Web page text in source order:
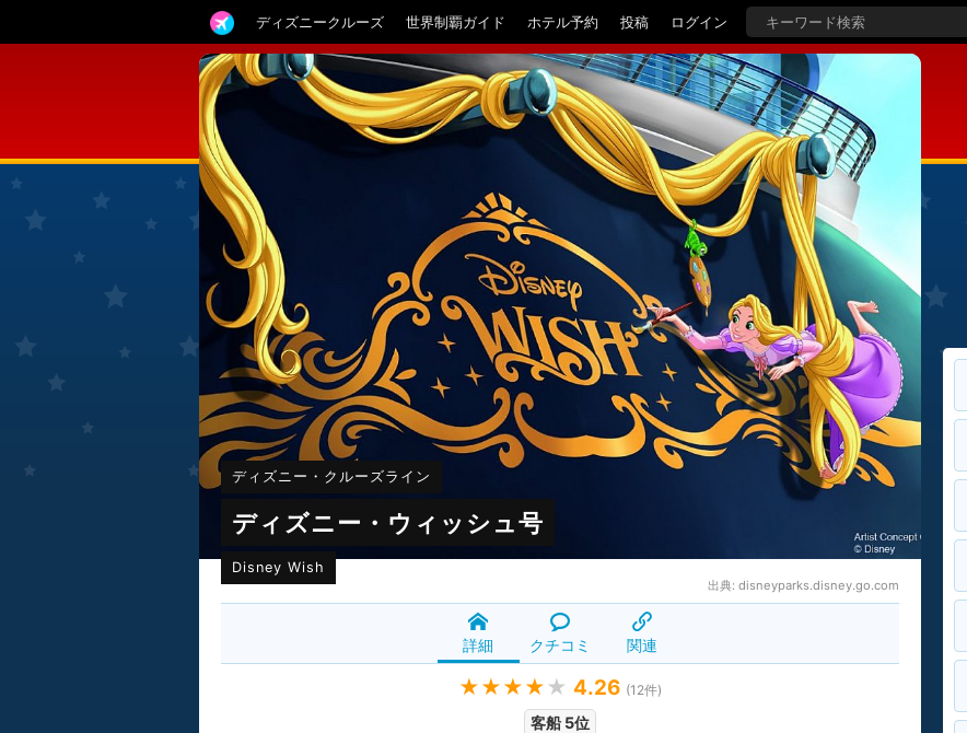
ディズニークルーズ 世界制覇ガイド ホテル予約 投稿 ログイン
ディズニー・クルーズライン
ディズニー・ウィッシュ号
Disney Wish
出典: disneyparks.disney.go.com
詳細 クチコミ 関連
★★★★ ★ 4.26 (12件)
客船 5位